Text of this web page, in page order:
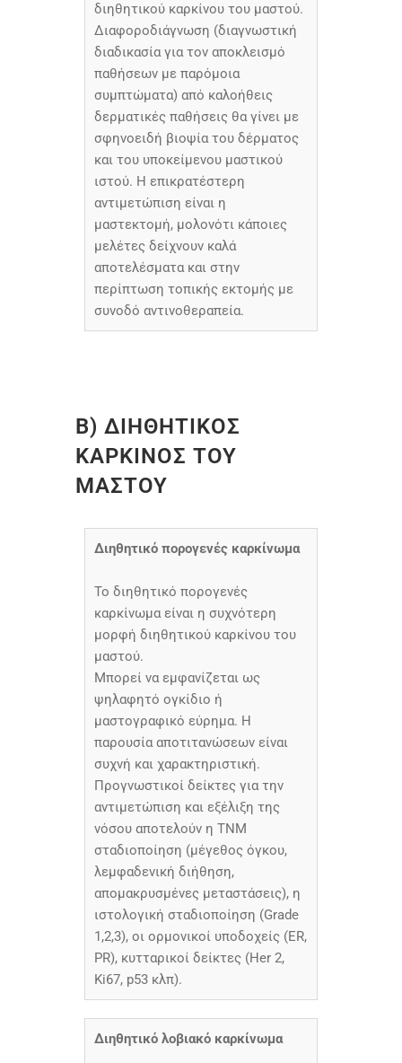
διηθητικού καρκίνου του μαστού.
Διαφοροδιάγνωση (διαγνωστική
διαδικασία για τον αποκλεισμό
παθήσεων με παρόμοια
συμπτώματα) από καλοήθεις
δερματικές παθήσεις θα γίνει με
σφηνοειδή βιοψία του δέρματος
και του υποκείμενου μαστικού
ιστού. Η επικρατέστερη
αντιμετώπιση είναι η
μαστεκτομή, μολονότι κάποιες
μελέτες δείχνουν καλά
αποτελέσματα και στην
περίπτωση τοπικής εκτομής με
συνοδό αντινοθεραπεία.
Β) ΔΙΗΘΗΤΙΚΟΣ
ΚΑΡΚΙΝΟΣ ΤΟΥ
ΜΑΣΤΟΥ
Διηθητικό πορογενές καρκίνωμα
Το διηθητικό πορογενές
καρκίνωμα είναι η συχνότερη
μορφή διηθητικού καρκίνου του
μαστού.
Μπορεί να εμφανίζεται ως
ψηλαφητό ογκίδιο ή
μαστογραφικό εύρημα. Η
παρουσία αποτιτανώσεων είναι
συχνή και χαρακτηριστική.
Προγνωστικοί δείκτες για την
αντιμετώπιση και εξέλιξη της
νόσου αποτελούν η ΤΝΜ
σταδιοποίηση (μέγεθος όγκου,
λεμφαδενική διήθηση,
απομακρυσμένες μεταστάσεις), η
ιστολογική σταδιοποίηση (Grade
1,2,3), οι ορμονικοί υποδοχείς (ER,
PR), κυτταρικοί δείκτες (Her 2,
Ki67, p53 κλπ).
Διηθητικό λοβιακό καρκίνωμα